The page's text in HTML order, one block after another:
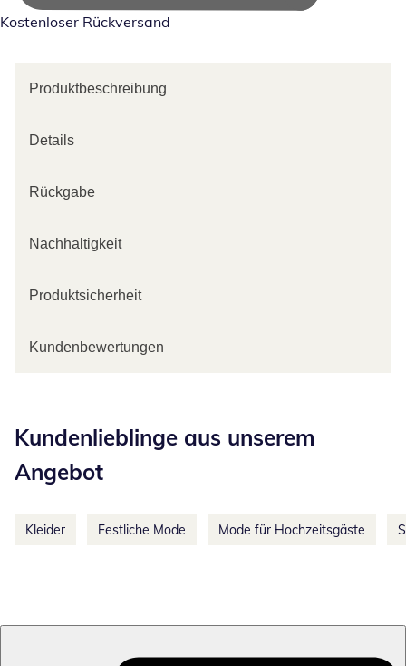
Kostenloser Rückversand
Produktbeschreibung
Details
Rückgabe
Nachhaltigkeit
Produktsicherheit
Kundenbewertungen
Kundenlieblinge aus unserem
Angebot
Kleider Festliche Mode Mode für Hochzeitsgäste